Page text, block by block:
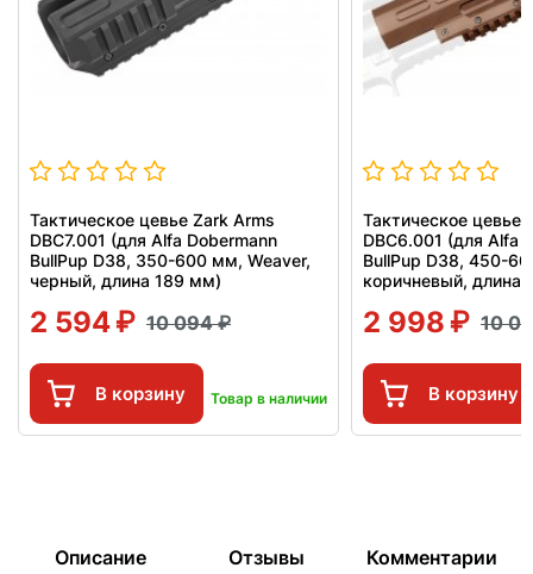
Тактическое цевье Zark Arms
DBC7.001 (для Alfa Dobermann
BullPup D38, 350-600 мм, Weaver,
черный, длина 189 мм)
2 594 10 094
В корзину Товар в наличии
Тактическое цевье
DBC6.001 (для Alfa
BullPup D38, 450-
коричневый, длина
2 998 10
В корзину
Описание Отзывы Комментарии